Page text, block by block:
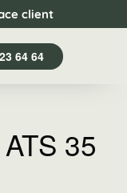
client
64 64
35